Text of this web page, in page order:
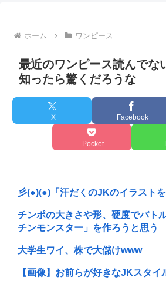
ホーム ワンピース
最近のワンピース読んでな
知ったら驚くだろうな
X Facebook
Pocket
彡(●)(●)「汗だくのJKのイラスト
チンポの大きさや形、硬度でバト
チンモンスター」を作ろうと思う
大学生ワイ、株で大儲けwww
【画像】お前らが好きなJKスタイ